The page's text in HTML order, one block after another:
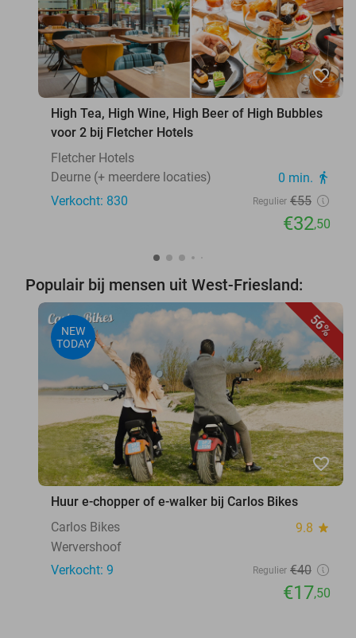
favorite_border
High Tea, High Wine, High Beer of High Bubbles
voor 2 bij Fletcher Hotels
Fletcher Hotels
Deurne (+ meerdere locaties)
0 min. directions_walk
Verkocht: 830 Regulier €55
€32,50
Populair bij mensen uit West-Friesland:
56%
NEW
TODAY
favorite_border
Huur e-chopper of e-walker bij Carlos Bikes
Carlos Bikes
9.8 star
Wervershoof
Verkocht: 9
Regulier €40
€17,50